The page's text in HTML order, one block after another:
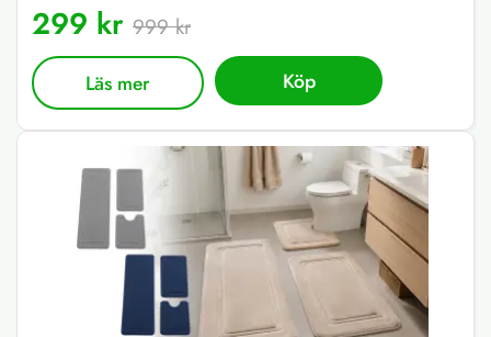
299 kr 999 kr
Läs mer Köp